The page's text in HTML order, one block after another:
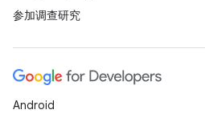
参加调查研究
Android